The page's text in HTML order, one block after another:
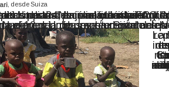
, desde Suiza
A partir del lunes 24 de julio, y hasta el miércoles 26 de julio, Roma acogerá la Cumbre de Sistemas Alimentarios de las Naciones Unidas+2 (UNFSS+2, su sigla en inglés) la cual se propone evaluar lo realizado a partir del cónclave similar precedente de septiembre de 2021. Este nuevo
de prensa digital celebrada el 17 de julio, precedida de una Declaración pública difundida el 12 de julio, los representantes de la Respuesta
Además de
Los